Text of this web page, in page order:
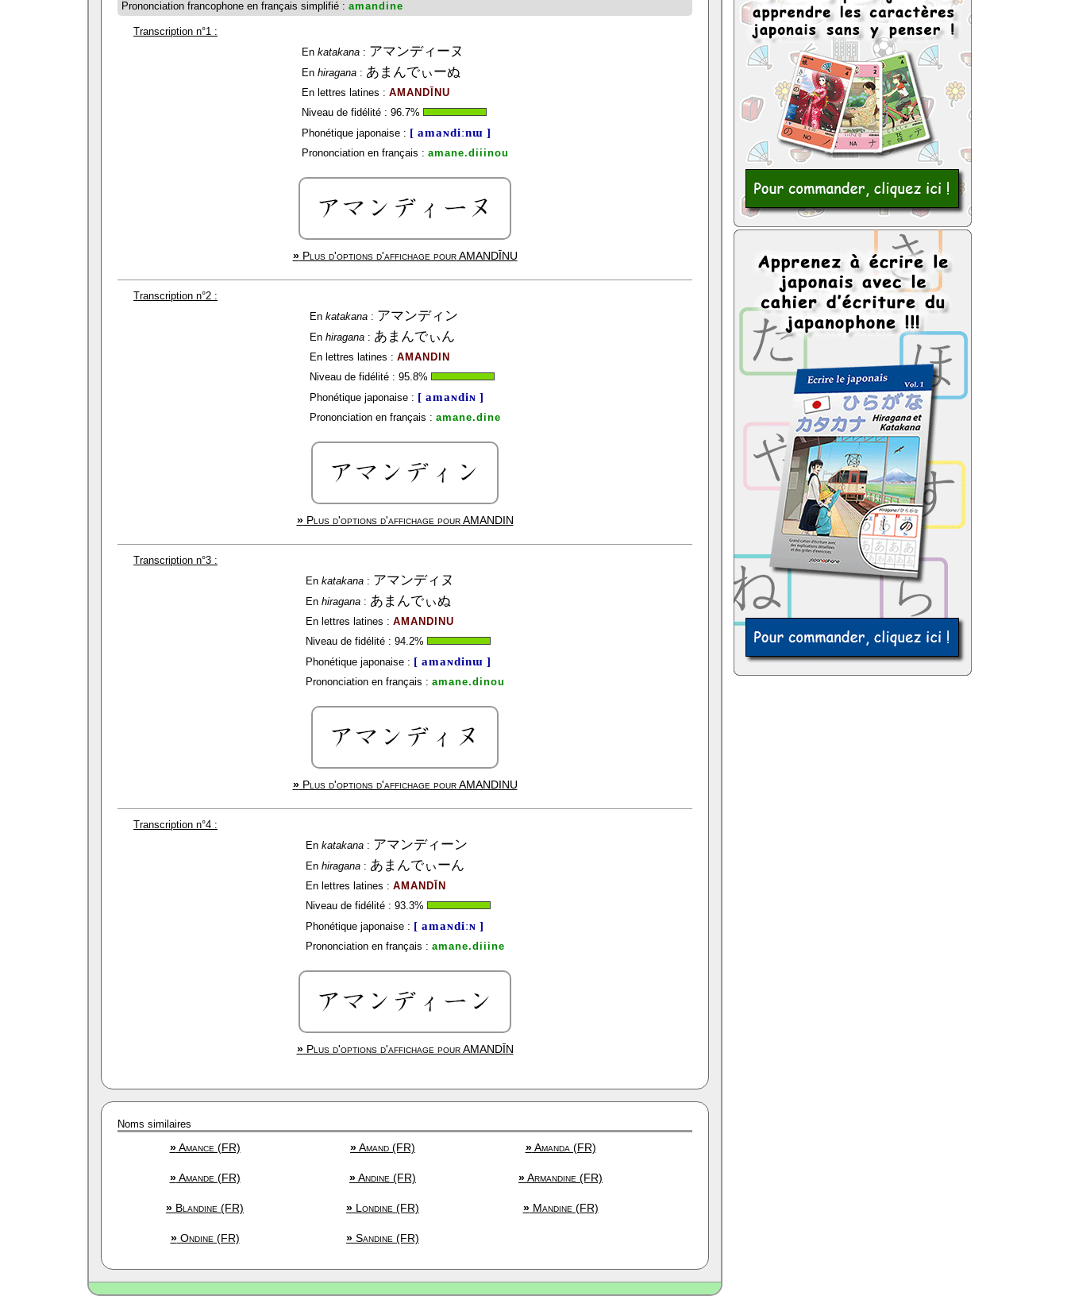
Prononciation francophone en français simplifié : amandine
Transcription n°1 :
En katakana: アマンディーヌ
En hiragana: あまんでぃーぬ
En lettres latines : AMANDĪNU
Niveau de fidélité : 96.7%
Phonétique japonaise : [ amaɴdiːnɯ ]
Prononciation en français : amane.diiinou
»Plus d'options d'affichage pourAMANDĪNU
Transcription n°2 :
En katakana: アマンディン
En hiragana: あまんでぃん
En lettres latines : AMANDIN
Niveau de fidélité : 95.8%
Phonétique japonaise : [ amaɴdiɴ ]
Prononciation en français : amane.dine
»Plus d'options d'affichage pourAMANDIN
Transcription n°3 :
En katakana: アマンディヌ
En hiragana: あまんでぃぬ
En lettres latines : AMANDINU
Niveau de fidélité : 94.2%
Phonétique japonaise : [ amaɴdinɯ ]
Prononciation en français : amane.dinou
»Plus d'options d'affichage pourAMANDINU
Transcription n°4 :
En katakana: アマンディーン
En hiragana: あまんでぃーん
En lettres latines : AMANDĪN
Niveau de fidélité : 93.3%
Phonétique japonaise : [ amaɴdiːɴ ]
Prononciation en français : amane.diiine
»Plus d'options d'affichage pourAMANDĪN
Noms similaires
»Amance (FR) »Amand (FR) »Amanda (FR)
»Amande (FR) »Andine (FR) »Armandine (FR)
» Blandine (FR) » Londine (FR) »Mandine (FR)
»Ondine (FR) » Sandine (FR)